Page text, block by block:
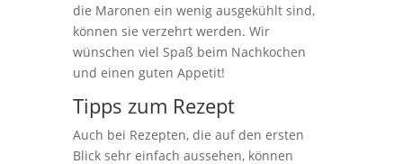
die Maronen ein wenig ausgekühlt sind,
können sie verzehrt werden. Wir
wünschen viel Spaß beim Nachkochen
und einen guten Appetit!
Tipps zum Rezept
Auch bei Rezepten, die auf den ersten
Blick sehr einfach aussehen, können